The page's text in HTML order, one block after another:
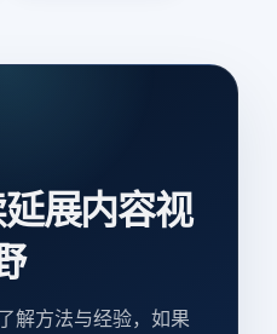
展内容视
解方法与经验，如果